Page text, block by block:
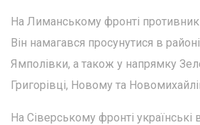
На Лиманському фронті противник
Він намагався просунутися в
Ямполівки, а також у напрямку
Григорівці, Новому та
На Сіверському фронті українські